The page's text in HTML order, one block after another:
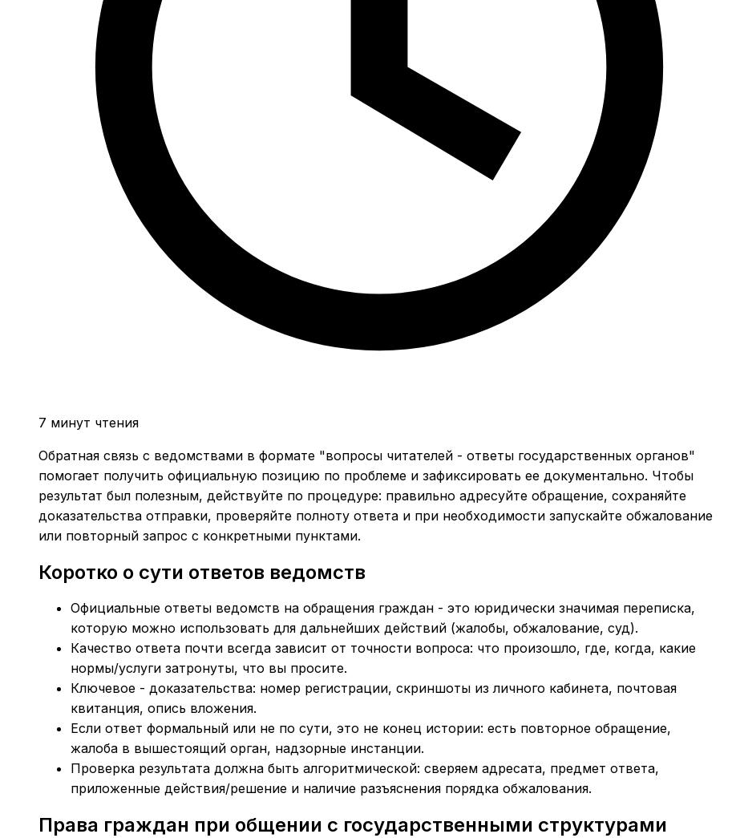
7 минут чтения
Обратная связь с ведомствами в формате "вопросы читателей - ответы государственных органов"
помогает получить официальную позицию по проблеме и зафиксировать ее документально. Чтобы
результат был полезным, действуйте по процедуре: правильно адресуйте обращение, сохраняйте
доказательства отправки, проверяйте полноту ответа и при необходимости запускайте обжалование
или повторный запрос с конкретными пунктами.
Коротко о сути ответов ведомств
Официальные ответы ведомств на обращения граждан - это юридически значимая переписка,
которую можно использовать для дальнейших действий (жалобы, обжалование, суд).
Качество ответа почти всегда зависит от точности вопроса: что произошло, где, когда, какие
нормы/услуги затронуты, что вы просите.
Ключевое - доказательства: номер регистрации, скриншоты из личного кабинета, почтовая
квитанция, опись вложения.
Если ответ формальный или не по сути, это не конец истории: есть повторное обращение,
жалоба в вышестоящий орган, надзорные инстанции.
Проверка результата должна быть алгоритмической: сверяем адресата, предмет ответа,
приложенные действия/решение и наличие разъяснения порядка обжалования.
Права граждан при общении с государственными структурами